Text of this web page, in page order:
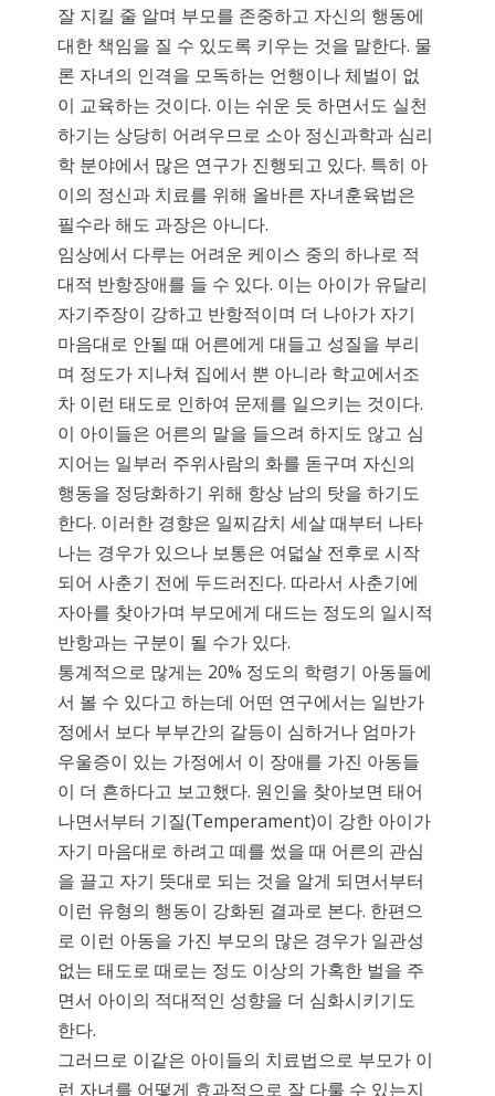
잘 지킬 줄 알며 부모를 존중하고 자신의 행동에
대한 책임을 질 수 있도록 키우는 것을 말한다. 물
론 자녀의 인격을 모독하는 언행이나 체벌이 없
이 교육하는 것이다. 이는 쉬운 듯 하면서도 실천
하기는 상당히 어려우므로 소아 정신과학과 심리
학 분야에서 많은 연구가 진행되고 있다. 특히 아
이의 정신과 치료를 위해 올바른 자녀훈육법은
필수라 해도 과장은 아니다.
임상에서 다루는 어려운 케이스 중의 하나로 적
대적 반항장애를 들 수 있다. 이는 아이가 유달리
자기주장이 강하고 반항적이며 더 나아가 자기
마음대로 안될 때 어른에게 대들고 성질을 부리
며 정도가 지나쳐 집에서 뿐 아니라 학교에서조
차 이런 태도로 인하여 문제를 일으키는 것이다.
이 아이들은 어른의 말을 들으려 하지도 않고 심
지어는 일부러 주위사람의 화를 돋구며 자신의
행동을 정당화하기 위해 항상 남의 탓을 하기도
한다. 이러한 경향은 일찌감치 세살 때부터 나타
나는 경우가 있으나 보통은 여덟살 전후로 시작
되어 사춘기 전에 두드러진다. 따라서 사춘기에
자아를 찾아가며 부모에게 대드는 정도의 일시적
반항과는 구분이 될 수가 있다.
통계적으로 많게는 20% 정도의 학령기 아동들에
서 볼 수 있다고 하는데 어떤 연구에서는 일반가
정에서 보다 부부간의 갈등이 심하거나 엄마가
우울증이 있는 가정에서 이 장애를 가진 아동들
이 더 흔하다고 보고했다. 원인을 찾아보면 태어
나면서부터 기질(Temperament)이 강한 아이가
자기 마음대로 하려고 떼를 썼을 때 어른의 관심
을 끌고 자기 뜻대로 되는 것을 알게 되면서부터
이런 유형의 행동이 강화된 결과로 본다. 한편으
로 이런 아동을 가진 부모의 많은 경우가 일관성
없는 태도로 때로는 정도 이상의 가혹한 벌을 주
면서 아이의 적대적인 성향을 더 심화시키기도
한다.
그러므로 이같은 아이들의 치료법으로 부모가 이
런 자녀를 어떻게 효과적으로 잘 다룰 수 있는지